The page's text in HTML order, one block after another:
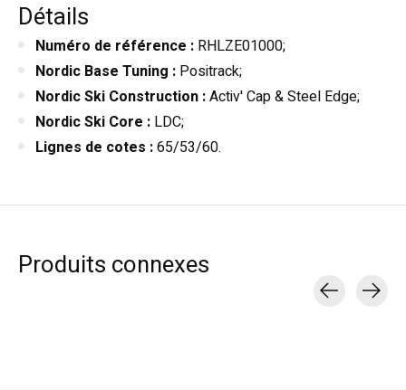
Détails
Numéro de référence : RHLZE01000;
Nordic Base Tuning : Positrack;
Nordic Ski Construction :Activ' Cap & Steel Edge;
Nordic Ski Core : LDC;
Lignes de cotes :65/53/60.
Produits connexes